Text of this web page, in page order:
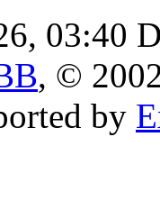
03:40
, ©
by